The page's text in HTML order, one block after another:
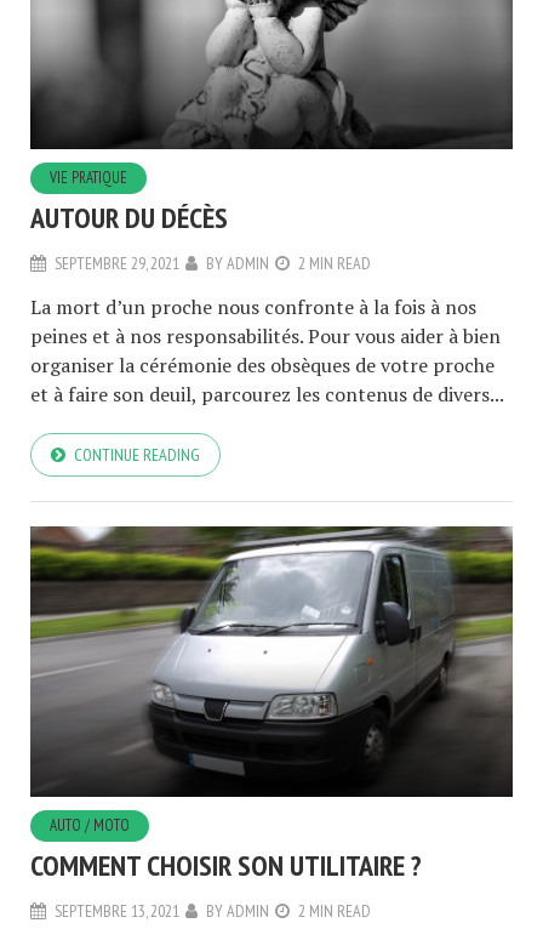
VIE PRATIQUE
AUTOUR DU DÉCÈS
SEPTEMBRE 29, 2021 BYADMIN 2 MIN READ
La mort d’un proche nous confronte à la fois à nos
peines et à nos responsabilités. Pour vous aider à bien
organiser la cérémonie des obsèques de votre proche
et à faire son deuil, parcourez les contenus de divers...
CONTINUE READING
AUTO / MOTO
COMMENT CHOISIR SON UTILITAIRE ?
SEPTEMBRE 13, 2021 BYADMIN 2 MIN READ